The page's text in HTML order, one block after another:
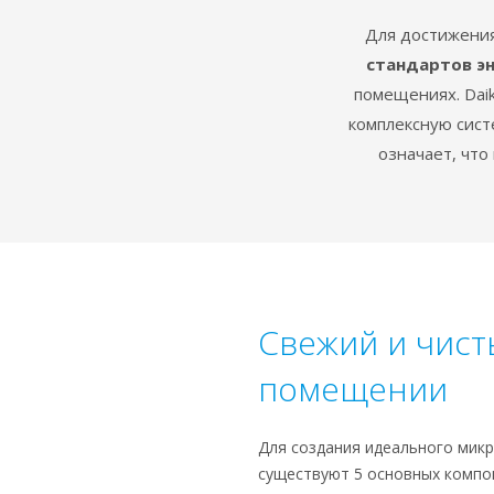
Для
стандартов
помещениях.
комплексную
означает,
Свежий и
помещении
Для создания идеального
существуют 5 основных